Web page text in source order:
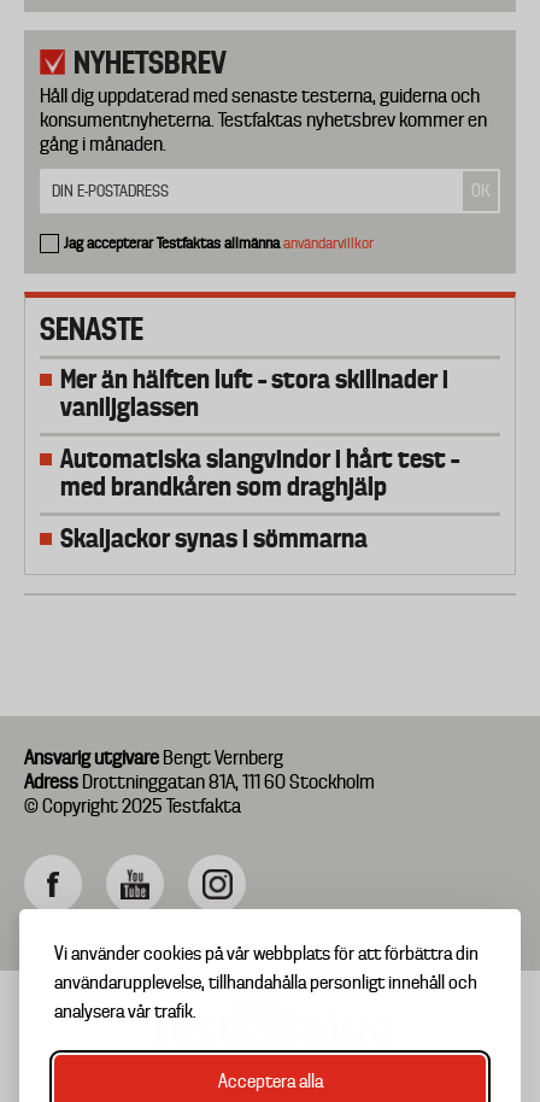
Vi använder cookies på vår webbplats för att förbättra din
användarupplevelse, tillhandahålla personligt innehåll och
analysera vår trafik.
Acceptera alla
NYHETSBREV
Håll dig uppdaterad med senaste testerna, guiderna och
konsumentnyheterna. Testfaktas nyhetsbrev kommer en
gång i månaden.
Jag accepterar Testfaktas allmännaanvändarvillkor
SENASTE
Mer än hälften luft – stora skillnader i
vaniljglassen
Automatiska slangvindor i hårt test –
med brandkåren som draghjälp
Skaljackor synas i sömmarna
Ansvarig utgivare Bengt Vernberg
Adress Drottninggatan 81A, 111 60 Stockholm
© Copyright 2025 Testfakta
TIPSA OSS